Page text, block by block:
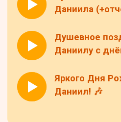
Даниила
Душевное
Даниилу с
Яркого Дня
Даниил! 🎶